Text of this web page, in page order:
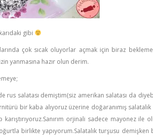
gibi
çok sıcak oluyorlar açmak için biraz
yanmasına hazır olun derim.
rus salatası demiştim(siz amerikan salatası da
bir kaba alıyoruz üzerine doğaranımış
orjinali sadece mayonez ile
birlikte yapıyorum.Salatalık turşusu